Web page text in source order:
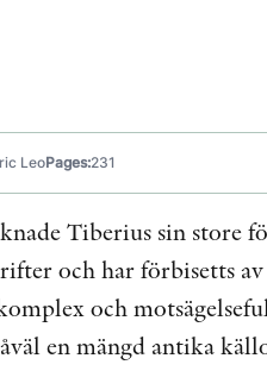
LeoPages:231
Tiberius sin store
och har förbisetts
och
en mängd antika